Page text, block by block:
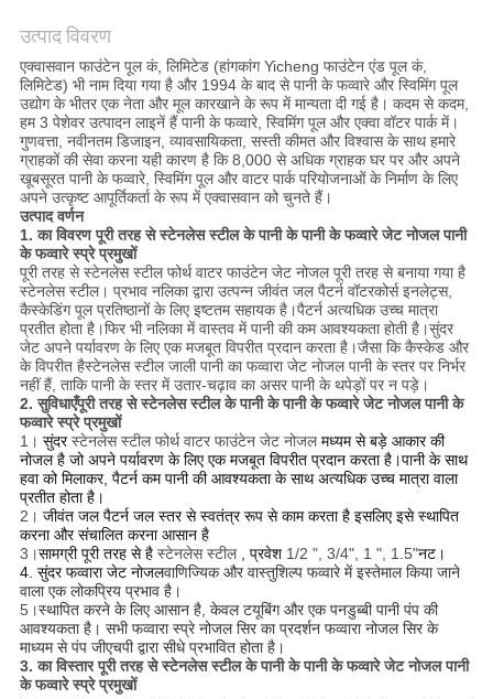
उत्पाद विवरण
एक्वासवान फाउंटेन पूल कं, लिमिटेड (हांगकांग Yicheng फाउंटेन एंड पूल कं,
लिमिटेड) भी नाम दिया गया है और 1994 के बाद से पानी के फव्वारे और स्विमिंग पूल
उद्योग के भीतर एक नेता और मूल कारखाने के रूप में मान्यता दी गई है। कदम से कदम,
हम 3 पेशेवर उत्पादन लाइनें हैं पानी के फव्वारे, स्विमिंग पूल और एक्वा वॉटर पार्क में।
गुणवत्ता, नवीनतम डिजाइन, व्यावसायिकता, सस्ती कीमत और विश्वास के साथ हमारे
ग्राहकों की सेवा करना यही कारण है कि 8,000 से अधिक ग्राहक घर पर और अपने
खूबसूरत पानी के फव्वारे, स्विमिंग पूल और वाटर पार्क परियोजनाओं के निर्माण के लिए
अपने उत्कृष्ट आपूर्तिकर्ता के रूप में एक्वासवान को चुनते हैं।
उत्पाद वर्णन
1. का विवरणपूरी तरह से स्टेनलेस स्टील के पानी के पानी के फव्वारे जेट नोजल पानी
के फव्वारे स्प्रे प्रमुखों
पूरी तरह सेस्टेनलेस स्टीलफोर्थ वाटर फाउंटेन जेट नोजलपूरी तरह से बनाया गया है
स्टेनलेस स्टील। प्रभाव नलिका द्वारा उत्पन्न जीवंत जल पैटर्न वॉटरकोर्स इनलेट्स,
कैस्केडिंग पूल प्रतिष्ठानों के लिए इष्टतम सहायक है।पैटर्न अत्यधिक उच्च मात्रा
प्रतीत होता है।फिर भी नलिका में वास्तव में पानी की कम आवश्यकता होती है।सुंदर
जेट अपने पर्यावरण के लिए एक मजबूत विपरीत प्रदान करता है।जैसा कि कैस्केड और
के विपरीत हैस्टेनलेस स्टीलजाली पानी का फव्वारा जेट नोजल पानी के स्तर पर निर्भर
नहीं हैं, ताकि पानी के स्तर में उतार-चढ़ाव का असर पानी के थपेड़ों पर न पड़े।
2. सुविधाएँपूरी तरह से स्टेनलेस स्टील के पानी के पानी के फव्वारे जेट नोजल पानी के
फव्वारे स्प्रे प्रमुखों
1। सुंदरस्टेनलेस स्टीलफोर्थ वाटर फाउंटेन जेट नोजल मध्यम से बड़े आकार की
नोजल है जो अपने पर्यावरण के लिए एक मजबूत विपरीत प्रदान करता है।पानी के साथ
हवा को मिलाकर, पैटर्न कम पानी की आवश्यकता के साथ अत्यधिक उच्च मात्रा वाला
प्रतीत होता है।
2। जीवंत जल पैटर्न जल स्तर से स्वतंत्र रूप से काम करता है इसलिए इसे स्थापित
करना और संचालित करना आसान है
3।सामग्री पूरी तरह से है स्टेनलेस स्टील , प्रवेश 1/2 ", 3/4", 1 ", 1.5"नट।
4. सुंदर फव्वारा जेट नोजलवाणिज्यिक और वास्तुशिल्प फव्वारे में इस्तेमाल किया जाने
वाला एक लोकप्रिय प्रभाव है।
5।स्थापित करने के लिए आसान है, केवल टयूबिंग और एक पनडुब्बी पानी पंप की
आवश्यकता है। सभी फव्वारा स्प्रे नोजल सिर का प्रदर्शन फव्वारा नोजल सिर के
माध्यम से पंप जीएचपी द्वारा सीधे प्रभावित होता है।
3. का विस्तार पूरी तरह से स्टेनलेस स्टील के पानी के पानी के फव्वारे जेट नोजल पानी
के फव्वारे स्प्रे प्रमुखों